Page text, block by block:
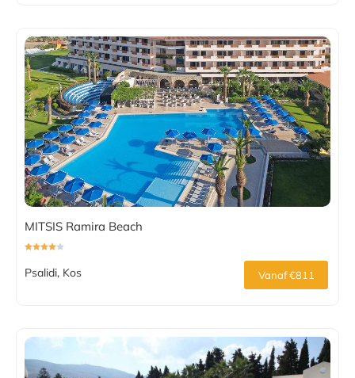
MITSIS Ramira Beach
Psalidi, Kos Vanaf €811